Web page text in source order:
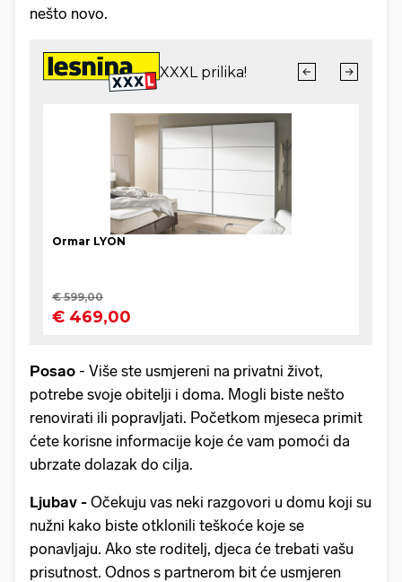
nešto novo.
Posao - Više ste usmjereni na privatni život,
potrebe svoje obitelji i doma. Mogli biste nešto
renovirati ili popravljati. Početkom mjeseca primit
ćete korisne informacije koje će vam pomoći da
ubrzate dolazak do cilja.
Ljubav - Očekuju vas neki razgovori u domu koji su
nužni kako biste otklonili teškoće koje se
ponavljaju. Ako ste roditelj, djeca će trebati vašu
prisutnost. Odnos s partnerom bit će usmjeren